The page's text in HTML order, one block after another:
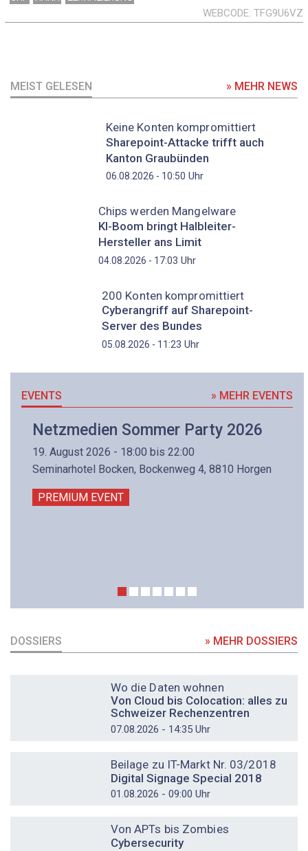
WEBCODE TFG9U6VZ
MEIST GELESEN » MEHR NEWS
Keine Konten kompromittiert
Sharepoint-Attacke trifft auch
Kanton Graubünden
06.08.2026 - 10:50 Uhr
Chips werden Mangelware
KI-Boom bringt Halbleiter-
Hersteller ans Limit
04.08.2026 - 17:03 Uhr
200 Konten kompromittiert
Cyberangriff auf Sharepoint-
Server des Bundes
05.08.2026 - 11:23 Uhr
EVENTS » MEHR EVENTS
Netzmedien Sommer Party 2026
19. August 2026 - 18:00 bis 22:00
Seminarhotel Bocken, Bockenweg 4, 8810 Horgen
PREMIUM EVENT
DOSSIERS » MEHR DOSSIERS
Wo die Daten wohnen
Von Cloud bis Colocation: alles zu
Schweizer Rechenzentren
07.08.2026 - 14:35 Uhr
Beilage zu IT-Markt Nr. 03/2018
Digital Signage Special 2018
01.08.2026 - 09:00 Uhr
Von APTs bis Zombies
Cybersecurity